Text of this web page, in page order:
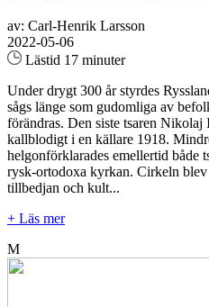
av: Carl-Henrik Larsson
2022-05-06
Lästid 17 minuter
Under drygt 300 år styrdes
sågs länge som gudomliga av
förändras. Den siste tsaren
kallblodigt i en källare 1918.
helgonförklarades emellertid både
rysk-ortodoxa kyrkan. Cirkeln
tillbedjan och kult...
+ Läs mer
M